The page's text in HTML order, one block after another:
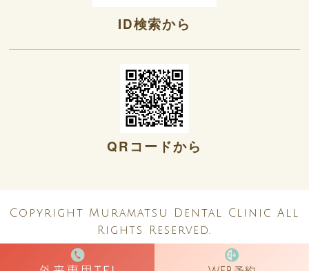
ID検索から
QRコードから
Copyright Muramatsu Dental Clinic All
Rights Reserved.
0797-26-1081